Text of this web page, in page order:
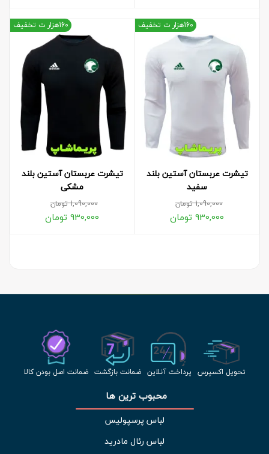
تیشرت عربستان آستین بلند
سفید
1,090,000تومان
930,000 تومان
160هزار ت تخفیف
تیشرت عربستان آستین بلند
مشکی
1,090,000تومان
930,000 تومان
160هزار ت تخفیف
تحویل اکسپرس پرداخت آنلاین ضمانت بازگشت ضمانت اصل بودن کالا
محبوب ترین ها
لباس پرسپولیس
لباس رئال مادرید